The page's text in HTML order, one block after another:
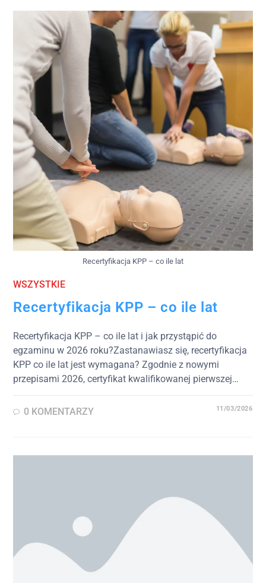
Recertyfikacja KPP – co ile lat
WSZYSTKIE
Recertyfikacja KPP – co ile lat
Recertyfikacja KPP – co ile lat i jak przystąpić do
egzaminu w 2026 roku?Zastanawiasz się, recertyfikacja
KPP co ile lat jest wymagana? Zgodnie z nowymi
przepisami 2026, certyfikat kwalifikowanej pierwszej…
0 KOMENTARZY 11/03/2026